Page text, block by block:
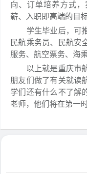
向、订单培养方式
薪、入职即高端的目标
学生毕业后，可推
民航乘务员、民航安
服务、航空票务、海
以上就是重庆市航
朋友们做了有关就读
学们还有什么不了解
老师，他们将在第一